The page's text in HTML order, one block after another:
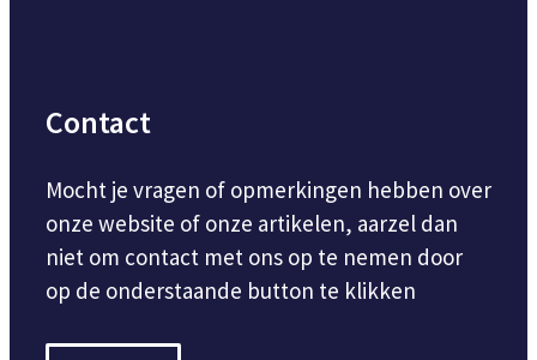
Contact
Mocht je vragen of opmerkingen hebben over
onze website of onze artikelen, aarzel dan
niet om contact met ons op te nemen door
op de onderstaande button te klikken